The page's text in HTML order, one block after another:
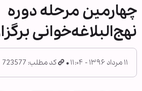
چهارمین مرحله دوره
نهج‌البلاغه‌خوانی
۱۱ مرداد ۱۳۹۶ - ۱۱:۰۴ کد مطلب: 723577